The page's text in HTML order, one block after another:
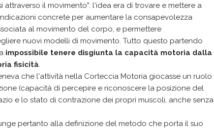
attraverso il movimento": l'idea era di trovare e mettere a
concrete per aumentare la consapevolezza
al movimento del corpo, e permettere
nuovi modelli di movimento. Tutto questo partendo
impossibile tenere disgiunta la capacità motoria dalla
fisicità.
che l'attività nella Corteccia Motoria giocasse un ruolo
(capacità di percepire e riconoscere la posizione del
e lo stato di contrazione dei propri muscoli, anche senza
pertanto alla definizione del metodo che porta il suo